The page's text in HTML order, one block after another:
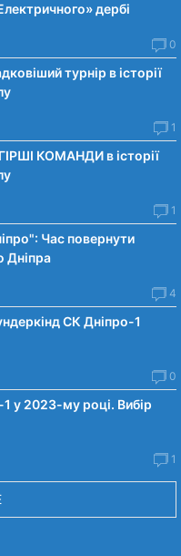
дербі
0
турнір в історії
1
КОМАНДИ в історії
1
Час повернути
Дніпра
4
СК Дніпро-1
0
1 у 2023-му році. Вибiр
1